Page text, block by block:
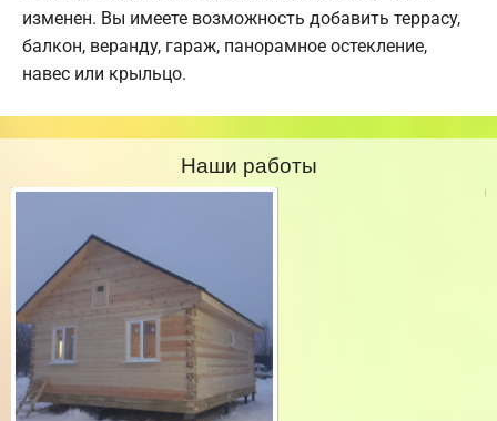
изменен. Вы имеете возможность добавить террасу,
балкон, веранду, гараж, панорамное остекление,
навес или крыльцо.
Наши работы